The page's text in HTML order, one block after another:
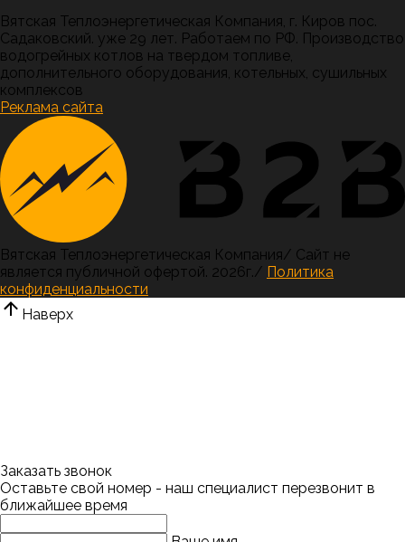
Вятская Теплоэнергетическая Компания, г. Киров пос.
Садаковский. уже 29 лет. Работаем по РФ. Производство
водогрейных котлов на твердом топливе,
дополнительного оборудования, котельных, сушильных
комплексов
Реклама сайта
Вятская Теплоэнергетическая Компания/ Сайт не
является публичной офертой. 2026г./ Политика
конфиденциальности
Наверх
Заказать звонок
Оставьте свой номер - наш специалист перезвонит в
ближайшее время